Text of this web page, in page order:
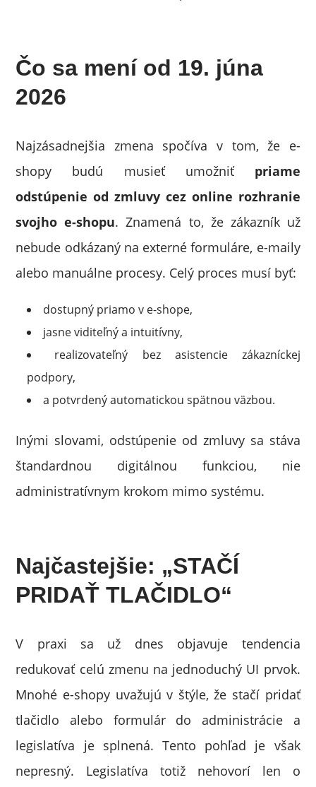
Čo sa mení od 19. júna
2026
Najzásadnejšia zmena spočíva v tom, že e-
shopy budú musieť umožniť priame
odstúpenie od zmluvy cez online rozhranie
svojho e-shopu. Znamená to, že zákazník už
nebude odkázaný na externé formuláre, e-maily
alebo manuálne procesy. Celý proces musí byť:
dostupný priamo v e-shope,
jasne viditeľný a intuitívny,
realizovateľný bez asistencie zákazníckej
podpory,
a potvrdený automatickou spätnou väzbou.
Inými slovami, odstúpenie od zmluvy sa stáva
štandardnou digitálnou funkciou, nie
administratívnym krokom mimo systému.
Najčastejšie: „STAČÍ
PRIDAŤ TLAČIDLO“
V praxi sa už dnes objavuje tendencia
redukovať celú zmenu na jednoduchý UI prvok.
Mnohé e-shopy uvažujú v štýle, že stačí pridať
tlačidlo alebo formulár do administrácie a
legislatíva je splnená. Tento pohľad je však
nepresný. Legislatíva totiž nehovorí len o